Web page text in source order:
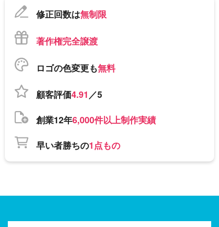
修正回数は無制限
著作権完全譲渡
ロゴの色変更も無料
顧客評価4.91／5
創業12年6,000件以上制作実績
早い者勝ちの1点もの